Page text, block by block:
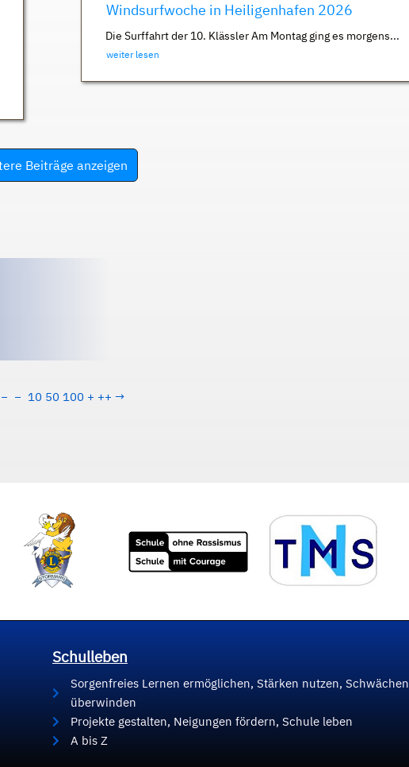
Windsurfwoche in Heiligenhafen 2026
Die Surffahrt der 10. Klässler Am Montag ging es morgens...
weiter lesen
Beiträge anzeigen
− 10 50 100 + ++ →
Schulleben
Sorgenfreies Lernen ermöglichen, Stärken nutzen, Schwächen
überwinden
Projekte gestalten, Neigungen fördern, Schule leben
A bis Z